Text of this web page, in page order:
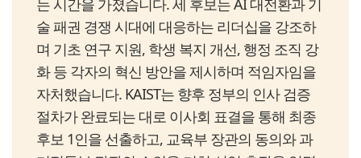
는 시간을 가졌습니다. 세 후보는 AI 대전환과 기
술 패권 경쟁 시대에 대응하는 리더십을 강조하
며 기초 연구 지원, 학생 복지 개선, 행정 조직 강
화 등 각자의 혁신 방안을 제시하며 적임자임을
자처했습니다. KAIST는 향후 정부의 인사 검증
절차가 완료되는 대로 이사회 표결을 통해 최종
후보 1인을 선출하고, 교육부 장관의 동의와 과